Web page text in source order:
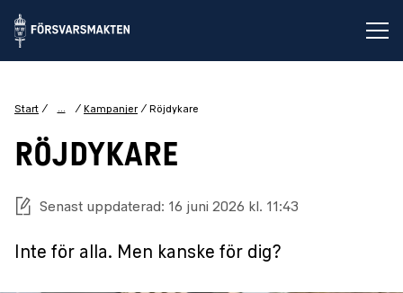
Start ... Kampanjer Röjdykare
RÖJDYKARE
Senast uppdaterad: 16 juni 2026 kl. 11:43
Inte för alla. Men kanske för dig?